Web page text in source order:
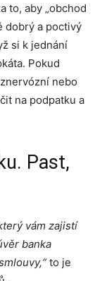
to, aby „obchod
dobrý a poctivý
si k jednání
Pokud
nebo
na podpatku a
Past,
vám zajistí
banka
to je